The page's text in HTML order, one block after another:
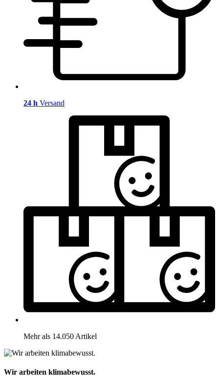
24 h Versand
Mehr als 14.050 Artikel
Wir arbeiten klimabewusst.